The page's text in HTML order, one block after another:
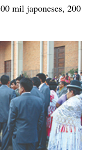
mil japoneses, 200